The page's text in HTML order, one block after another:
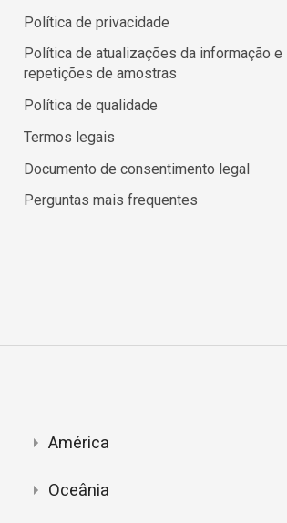
Política de privacidade
Política de atualizações da informação e
repetições de amostras
Política de qualidade
Termos legais
Documento de consentimento legal
Perguntas mais frequentes
América
Oceânia